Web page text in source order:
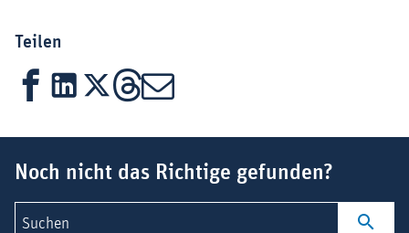
Teilen
FacebookLinkedIn
X Threads
Mail
Noch nicht das Richtige gefunden?
Suchen